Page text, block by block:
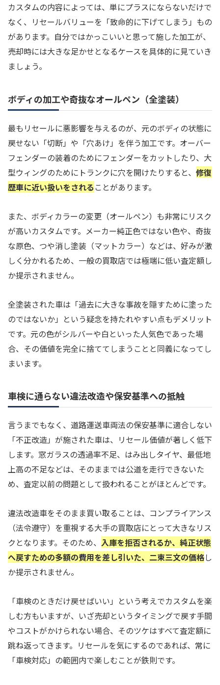
カスタムの内容によっては、単にプラスにならないだけで
なく、リセールバリューを「致命的に下げてしまう」もの
があります。自分ではかっこいいと思って施した加工が、
売却時には大きな足かせとなるケースを具体的に見ていき
ましょう。
ボディの加工や奇抜なオールペン（全塗装）
最もリセールに悪影響を与えるのが、元のボディの状態に
戻せない「切断」や「穴あけ」を伴う加工です。オーバー
フェンダーの装着のためにフェンダーをカットしたり、大
型ウィングのためにトランクに穴を開けたりすると、 修復
歴車に近い扱いをされる ことがあります。
また、ボディカラーの変更（オールペン）も非常にリスク
が高いカスタムです。メーカー純正色ではない色や、奇抜
な原色、つや消し塗装（マットカラー）などは、好みが激
しく分かれるため、一般の買取店では極端に低い査定額し
か提示されません。
全塗装された車は「過去に大きな事故を隠すために塗った
のではないか」という疑念を持たれやすい点もデメリット
です。元の色がシルバーや白といった人気色であった場
合、その価値を完全に捨ててしまうことと同義になってし
まいます。
車検に通らない違法改造や保安基準への抵触
言うまでもなく、道路運送車両法の保安基準に適合しない
「不正改造」が施された車は、リセール価値が著しく低下
します。窓ガラスの透過率不足、はみ出しタイヤ、最低地
上高の不足などは、そのままでは公道を走行できないた
め、査定以前の問題として扱われることがほとんどです。
違法改造車をそのまま買い取ることは、コンプライアンス
（法令遵守）を重視する大手の買取店にとって大きなリス
クとなります。そのため、 入庫を拒否されるか、純正状態
へ戻すための多額の費用を差し引いた、二束三文の価格し
か提示されません。
「車検のときだけ戻せばいい」という考えでカスタムを楽
しむ方もいますが、いざ売却というタイミングで戻す手間
やコストがかけられない場合、そのツケはすべて査定額に
跳ね返ってきます。リセールを気にするのであれば、常に
「車検対応」の範囲内で楽しむことが鉄則です。